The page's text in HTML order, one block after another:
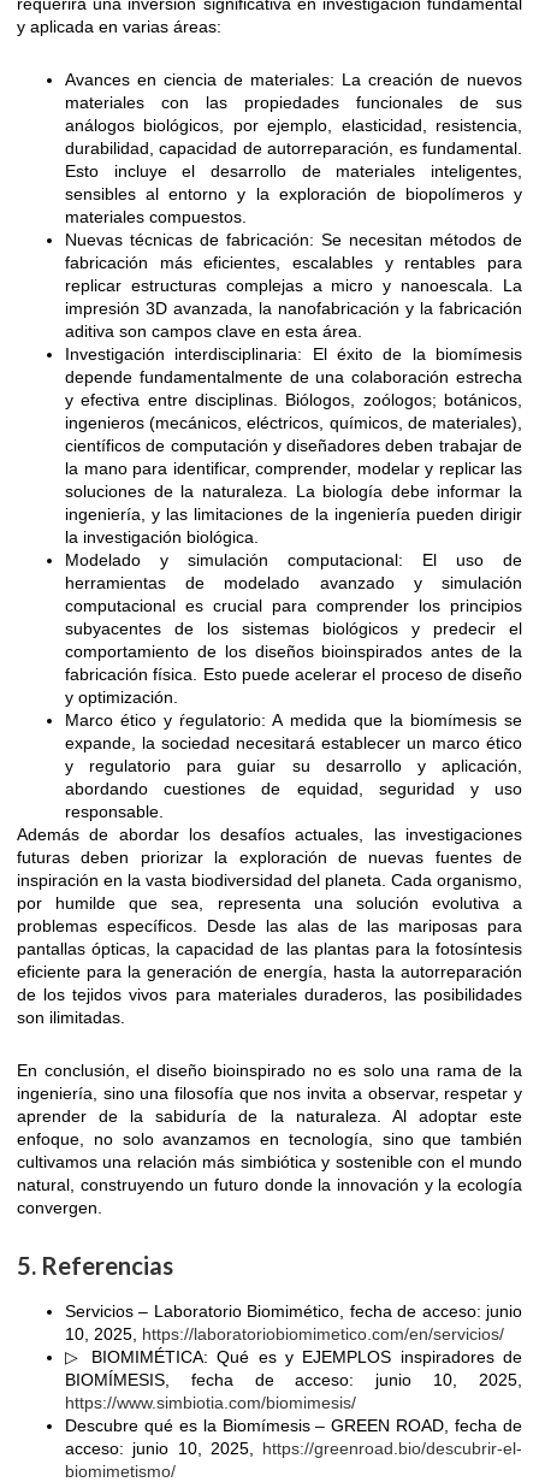
y aplicada en varias áreas:
Avances en ciencia de materiales: La creación de nuevos
materiales con las propiedades funcionales de sus
análogos biológicos, por ejemplo, elasticidad, resistencia,
durabilidad, capacidad de autorreparación, es fundamental.
Esto incluye el desarrollo de materiales inteligentes,
sensibles al entorno y la exploración de biopolímeros y
materiales compuestos.
Nuevas técnicas de fabricación: Se necesitan métodos de
fabricación más eficientes, escalables y rentables para
replicar estructuras complejas a micro y nanoescala. La
impresión 3D avanzada, la nanofabricación y la fabricación
aditiva son campos clave en esta área.
Investigación interdisciplinaria: El éxito de la biomímesis
depende fundamentalmente de una colaboración estrecha
y efectiva entre disciplinas. Biólogos, zoólogos; botánicos,
ingenieros (mecánicos, eléctricos, químicos, de materiales),
científicos de computación y diseñadores deben trabajar de
la mano para identificar, comprender, modelar y replicar las
soluciones de la naturaleza. La biología debe informar la
ingeniería, y las limitaciones de la ingeniería pueden dirigir
la investigación biológica.
Modelado y simulación computacional: El uso de
herramientas de modelado avanzado y simulación
computacional es crucial para comprender los principios
subyacentes de los sistemas biológicos y predecir el
comportamiento de los diseños bioinspirados antes de la
fabricación física. Esto puede acelerar el proceso de diseño
y optimización.
Marco ético y ŕegulatorio: A medida que la biomímesis se
expande, la sociedad necesitará establecer un marco ético
y regulatorio para guiar su desarrollo y aplicación,
abordando cuestiones de equidad, seguridad y uso
responsable.
Además de abordar los desafíos actuales, las investigaciones
futuras deben priorizar la exploración de nuevas fuentes de
inspiración en la vasta biodiversidad del planeta. Cada organismo,
por humilde que sea, representa una solución evolutiva a
problemas específicos. Desde las alas de las mariposas para
pantallas ópticas, la capacidad de las plantas para la fotosíntesis
eficiente para la generación de energía, hasta la autorreparación
de los tejidos vivos para materiales duraderos, las posibilidades
son ilimitadas.
En conclusión, el diseño bioinspirado no es solo una rama de la
ingeniería, sino una filosofía que nos invita a observar, respetar y
aprender de la sabiduría de la naturaleza. Al adoptar este
enfoque, no solo avanzamos en tecnología, sino que también
cultivamos una relación más simbiótica y sostenible con el mundo
natural, construyendo un futuro donde la innovación y la ecología
convergen.
5. Referencias
Servicios – Laboratorio Biomimético, fecha de acceso: junio
10, 2025, https://laboratoriobiomimetico.com/en/servicios/
▷ BIOMIMÉTICA: Qué es y EJEMPLOS inspiradores de
BIOMÍMESIS, fecha de acceso: junio 10, 2025,
https://www.simbiotia.com/biomimesis/
Descubre qué es la Biomímesis – GREEN ROAD, fecha de
acceso: junio 10, 2025, https://greenroad.bio/descubrir-el-
biomimetismo/